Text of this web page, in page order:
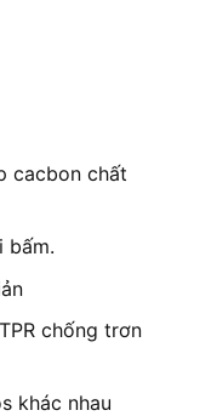
cacbon chất
bấm.
chống trơn
khác nhau